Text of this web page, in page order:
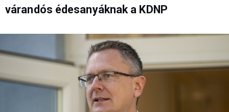
várandós édesanyáknak a KDNP